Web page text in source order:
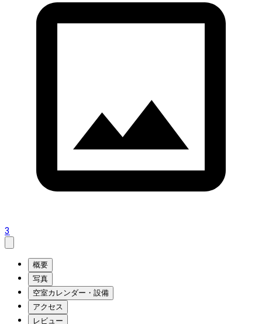
3
概要
写真
空室カレンダー・設備
アクセス
レビュー